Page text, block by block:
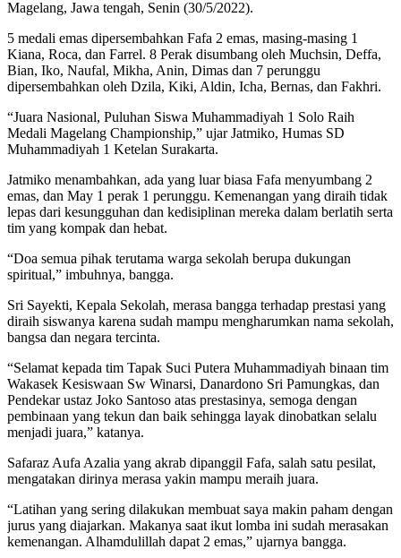
Magelang, Jawa tengah, Senin (30/5/2022).
5 medali emas dipersembahkan Fafa 2 emas, masing-masing 1
Kiana, Roca, dan Farrel. 8 Perak disumbang oleh Muchsin, Deffa,
Bian, Iko, Naufal, Mikha, Anin, Dimas dan 7 perunggu
dipersembahkan oleh Dzila, Kiki, Aldin, Icha, Bernas, dan Fakhri.
“Juara Nasional, Puluhan Siswa Muhammadiyah 1 Solo Raih
Medali Magelang Championship,” ujar Jatmiko, Humas SD
Muhammadiyah 1 Ketelan Surakarta.
Jatmiko menambahkan, ada yang luar biasa Fafa menyumbang 2
emas, dan May 1 perak 1 perunggu. Kemenangan yang diraih tidak
lepas dari kesungguhan dan kedisiplinan mereka dalam berlatih serta
tim yang kompak dan hebat.
“Doa semua pihak terutama warga sekolah berupa dukungan
spiritual,” imbuhnya, bangga.
Sri Sayekti, Kepala Sekolah, merasa bangga terhadap prestasi yang
diraih siswanya karena sudah mampu mengharumkan nama sekolah,
bangsa dan negara tercinta.
“Selamat kepada tim Tapak Suci Putera Muhammadiyah binaan tim
Wakasek Kesiswaan Sw Winarsi, Danardono Sri Pamungkas, dan
Pendekar ustaz Joko Santoso atas prestasinya, semoga dengan
pembinaan yang tekun dan baik sehingga layak dinobatkan selalu
menjadi juara,” katanya.
Safaraz Aufa Azalia yang akrab dipanggil Fafa, salah satu pesilat,
mengatakan dirinya merasa yakin mampu meraih juara.
“Latihan yang sering dilakukan membuat saya makin paham dengan
jurus yang diajarkan. Makanya saat ikut lomba ini sudah merasakan
kemenangan. Alhamdulillah dapat 2 emas,” ujarnya bangga.